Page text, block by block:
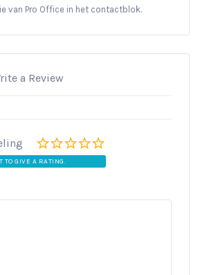
van Pro Office in het contactblok.
a Review
TO GIVE A RATING.